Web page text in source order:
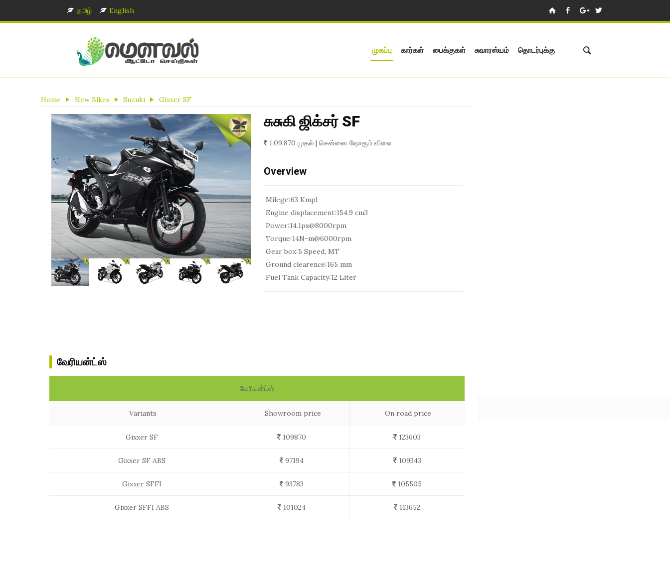
தமிழ் English
முகப்பு கார்கள் பைக்குகள் சுவாரஸ்யம் தொடர்புக்கு
Home New Bikes Suzuki Gixxer SF
சுசுகி ஜிக்சர் SF
1,09,870 முதல் | சென்னை ஷோரூம் விலை
Overview
Milege:63 Kmpl
Engine displacement:154.9 cm3
Power:14.1ps@8000rpm
Torque:14N-m@6000rpm
Gear box:5 Speed, MT
Ground clearence:165 mm
Fuel Tank Capacity:12 Liter
வேரியன்ட்ஸ்
வேரியன்ட்ஸ்
Variants Showroom price On road price
Gixxer SF 109870 123603
Gixxer SF ABS 97194 109343
Gixxer SFFI 93783 105505
Gixxer SFFI ABS 101024 113652